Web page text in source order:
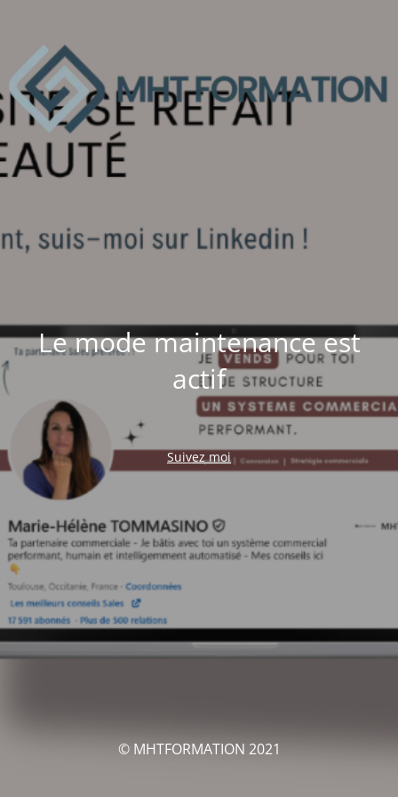
Le mode maintenance est
actif
Suivez moi
© MHTFORMATION 2021